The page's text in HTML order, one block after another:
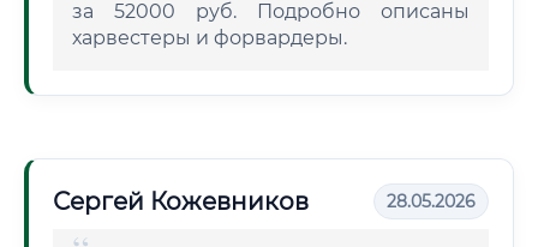
за 52000 руб. Подробно описаны
харвестеры и форвардеры.
Сергей Кожевников 28.05.2026